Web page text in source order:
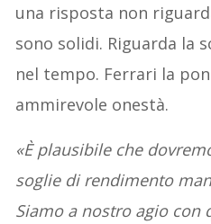
una risposta non
sono solidi. Riguarda la
nel tempo. Ferrari la
ammirevole onestà.
«È plausibile che
soglie di rendimento
Siamo a nostro agio con